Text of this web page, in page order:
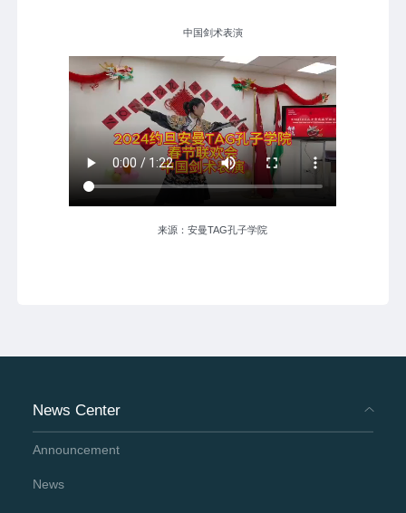
中国剑术表演
来源：安曼TAG孔子学院
News Center
Announcement
News